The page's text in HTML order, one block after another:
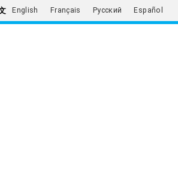
English Français Русский Español